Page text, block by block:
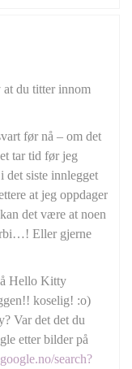
du titter innom
før nå – om det
tar tid før jeg
det siste innlegget
at jeg oppdager
det være at noen
Eller gjerne
Hello Kitty
koselig! :o)
Var det det du
etter bilder på
search?